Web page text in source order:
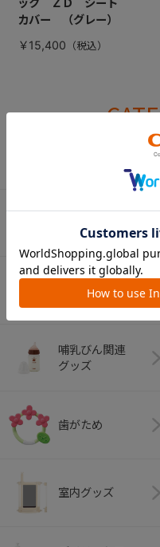
ック ＺＤ シート
カバー （グレー）
￥15,400
（コンビ）
ベビーラック＆
ベビーチェア
哺乳びん関連
グッズ
歯がため
室内グッズ